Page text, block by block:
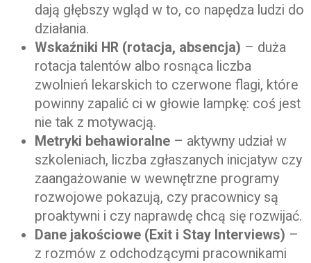
dają głębszy wgląd w to, co napędza ludzi do
działania.
Wskaźniki HR (rotacja, absencja) – duża
rotacja talentów albo rosnąca liczba
zwolnień lekarskich to czerwone flagi, które
powinny zapalić ci w głowie lampkę: coś jest
nie tak z motywacją.
Metryki behawioralne – aktywny udział w
szkoleniach, liczba zgłaszanych inicjatyw czy
zaangażowanie w wewnętrzne programy
rozwojowe pokazują, czy pracownicy są
proaktywni i czy naprawdę chcą się rozwijać.
Dane jakościowe (Exit i Stay Interviews) –
z rozmów z odchodzącymi pracownikami